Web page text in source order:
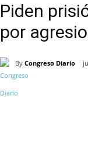
Piden
por
By Congreso Diario